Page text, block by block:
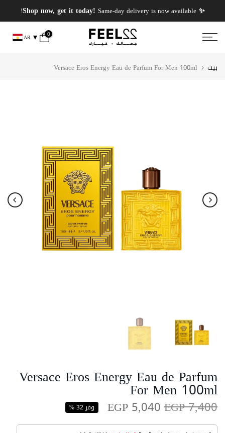
انتقل
إلى
المحتوى
✨ Shop now, get it today!
Same-day delivery is now available!
0
AR
بيت Versace Eros Energy Eau de Parfum For Men 100ml
Versace Eros Energy Eau de Parfum
For Men 100ml
EGP 7,400
EGP 5,040 وفر 32 %